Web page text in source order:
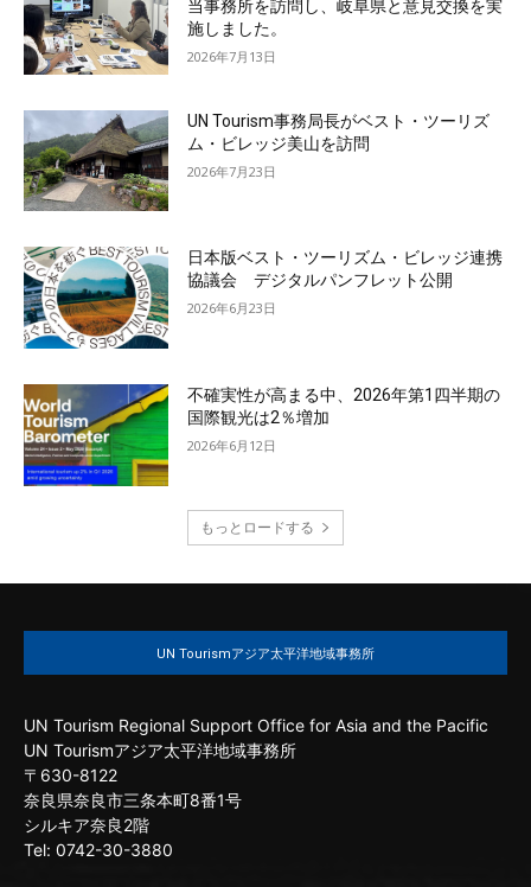
当事務所を訪問し、岐阜県と意見交換を実
施しました。
2026年7月13日
UN Tourism事務局長がベスト・ツーリズ
ム・ビレッジ美山を訪問
2026年7月23日
日本版ベスト・ツーリズム・ビレッジ連携
協議会 デジタルパンフレット公開
2026年6月23日
不確実性が高まる中、2026年第1四半期の
国際観光は2％増加
2026年6月12日
もっとロードする
UN Tourismアジア太平洋地域事務所
UN Tourism Regional Support Office for Asia and the Pacific
UN Tourismアジア太平洋地域事務所
〒630-8122
奈良県奈良市三条本町8番1号
シルキア奈良2階
Tel: 0742-30-3880